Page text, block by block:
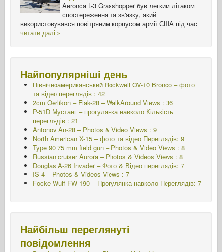
Aeronca L-3 Grasshopper був легким літаком
спостереження та зв'язку, який
використовувався повітряним корпусом армії США під час
читати далі »
Найпопулярніші день
Північноамериканський Rockwell OV-10 Bronco – фото
та відео переглядів : 42
2cm Oerlikon – Flak-28 – WalkAround Views : 36
P-51D Мустанг – прогулянка навколо Кількість
переглядів : 21
Antonov An-28 – Photos & Video Views : 9
North American X-15 – фото та відео Переглядів: 9
Type 90 75 mm field gun – Photos & Video Views : 8
Russian cruiser Aurora – Photos & Videos Views : 8
Douglas A-26 Invader – Фото & Відео переглядів: 7
IS-4 – Photos & Videos Views : 7
Focke-Wulf FW-190 – Прогулянка навколо Переглядів: 7
Найбільш переглянуті
повідомлення